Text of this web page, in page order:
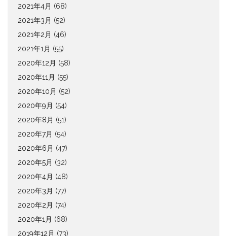
2021年4月 (68)
2021年3月 (52)
2021年2月 (46)
2021年1月 (55)
2020年12月 (58)
2020年11月 (55)
2020年10月 (52)
2020年9月 (54)
2020年8月 (51)
2020年7月 (54)
2020年6月 (47)
2020年5月 (32)
2020年4月 (48)
2020年3月 (77)
2020年2月 (74)
2020年1月 (68)
2019年12月 (73)